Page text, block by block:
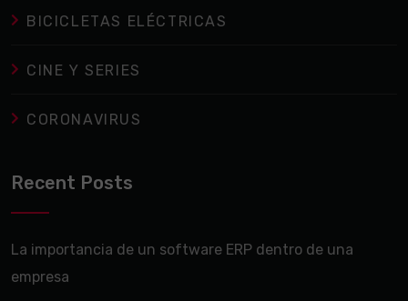
BICICLETAS ELÉCTRICAS
CINE Y SERIES
CORONAVIRUS
Recent Posts
La importancia de un software ERP dentro de una
empresa